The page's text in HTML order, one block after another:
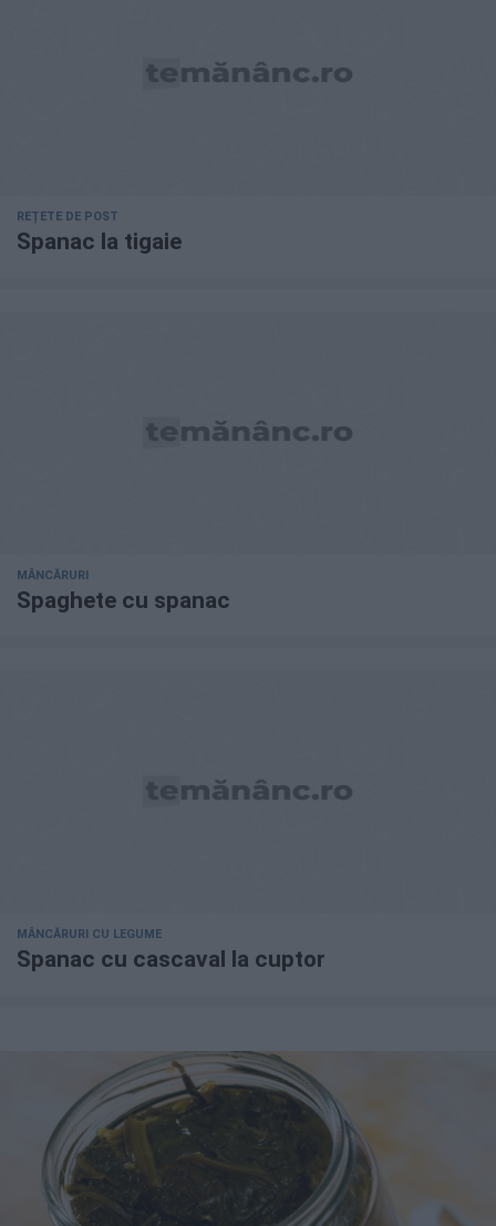
REȚETE DE POST
Spanac la tigaie
MÂNCĂRURI
Spaghete cu spanac
MÂNCĂRURI CU LEGUME
Spanac cu cascaval la cuptor